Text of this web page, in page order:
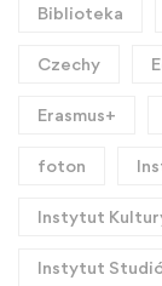
Biblioteka
Czechy
Erasmus+
foton
Instytut
Instytut